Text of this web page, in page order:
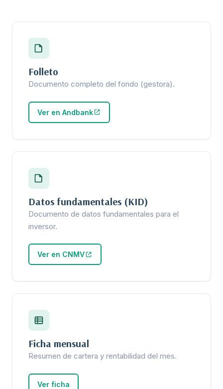
Folleto
Documento completo del fondo (gestora).
Ver en Andbank
Datos fundamentales (KID)
Documento de datos fundamentales para el
inversor.
Ver en CNMV
Ficha mensual
Resumen de cartera y rentabilidad del mes.
Ver ficha